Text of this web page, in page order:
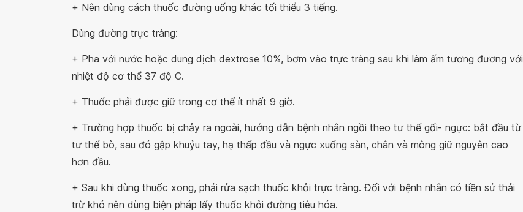
+ Nên dùng cách thuốc đường uống khác tối thiểu 3 tiếng.
Dùng đường trực tràng:
+ Pha với nước hoặc dung dịch dextrose 10%, bơm vào trực tràng sau khi làm ấm tương đương với
nhiệt độ cơ thể 37 độ C.
+ Thuốc phải được giữ trong cơ thể ít nhất 9 giờ.
+ Trường hợp thuốc bị chảy ra ngoài, hướng dẫn bệnh nhân ngồi theo tư thế gối- ngực: bắt đầu từ
tư thế bò, sau đó gập khuỷu tay, hạ thấp đầu và ngực xuống sàn, chân và mông giữ nguyên cao
hơn đầu.
+ Sau khi dùng thuốc xong, phải rửa sạch thuốc khỏi trực tràng. Đối với bệnh nhân có tiền sử thải
trừ khó nên dùng biện pháp lấy thuốc khỏi đường tiêu hóa.